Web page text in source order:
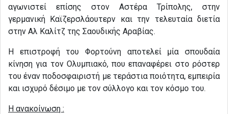
αγωνιστεί επίσης στον Αστέρα Τρίπολης, στην
γερμανική Καϊζερσλάουτερν και την τελευταία διετία
στην Αλ Καλίτζ της Σαουδικής Αραβίας.
Η επιστροφή του Φορτούνη αποτελεί μία σπουδαία
κίνηση για τον Ολυμπιακό, που επαναφέρει στο ρόστερ
του έναν ποδοσφαιριστή με τεράστια ποιότητα, εμπειρία
και ισχυρό δέσιμο με τον σύλλογο και τον κόσμο του.
H ανακοίνωση :